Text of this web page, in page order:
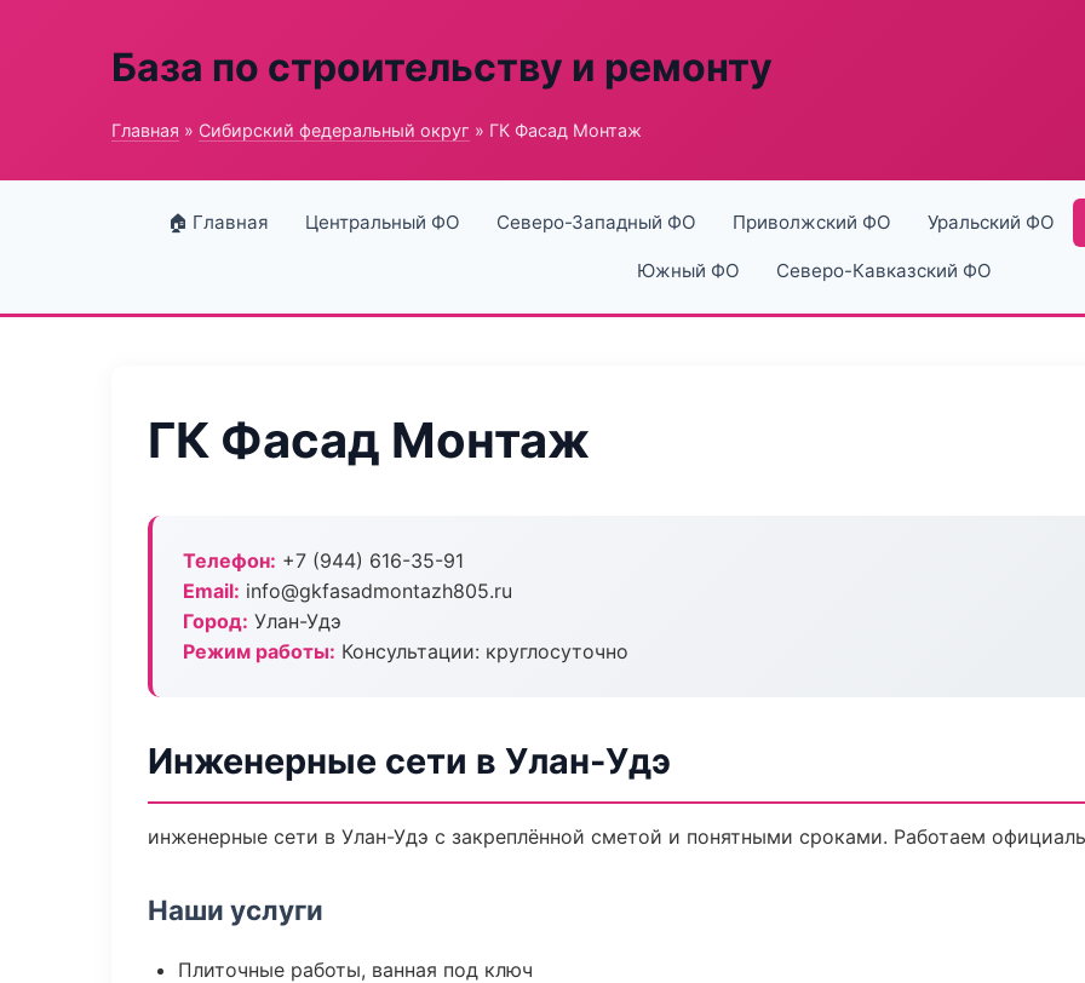
База по строительству и ремонту
Главная » Сибирский федеральный округ » ГК Фасад Монтаж
🏠 Главная Центральный ФО Северо-Западный ФО Приволжский ФО Уральский ФО
Южный ФО Северо-Кавказский ФО
ГК Фасад Монтаж
Телефон: +7 (944) 616-35-91
Email: info@gkfasadmontazh805.ru
Город: Улан-Удэ
Режим работы: Консультации: круглосуточно
Инженерные сети в Улан-Удэ
инженерные сети в Улан-Удэ с закреплённой сметой и понятными сроками. Работаем
Наши услуги
Плиточные работы, ванная под ключ